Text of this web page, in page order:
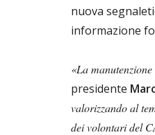
nuova
informazione
«La
presidente
valorizzando al
dei volontari del